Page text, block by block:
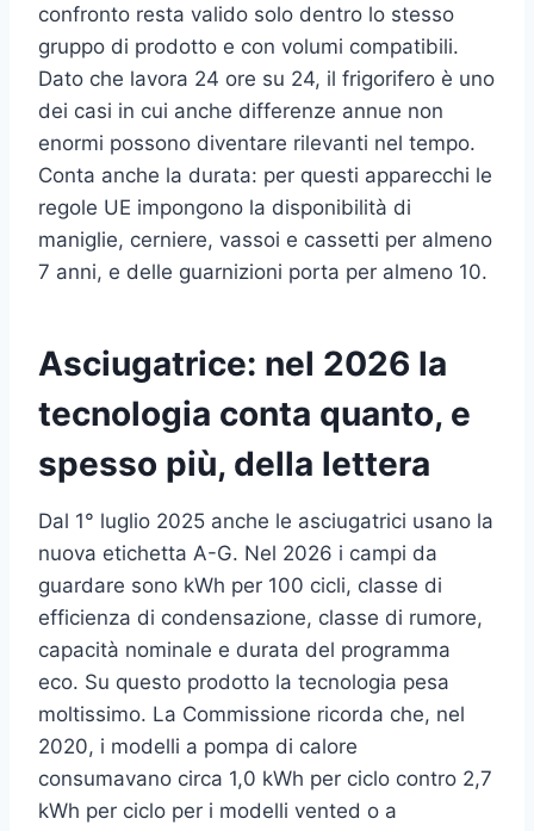
confronto resta valido solo dentro lo stesso
gruppo di prodotto e con volumi compatibili.
Dato che lavora 24 ore su 24, il frigorifero è uno
dei casi in cui anche differenze annue non
enormi possono diventare rilevanti nel tempo.
Conta anche la durata: per questi apparecchi le
regole UE impongono la disponibilità di
maniglie, cerniere, vassoi e cassetti per almeno
7 anni, e delle guarnizioni porta per almeno 10.
Asciugatrice: nel 2026 la
tecnologia conta quanto, e
spesso più, della lettera
Dal 1° luglio 2025 anche le asciugatrici usano la
nuova etichetta A-G. Nel 2026 i campi da
guardare sono kWh per 100 cicli, classe di
efficienza di condensazione, classe di rumore,
capacità nominale e durata del programma
eco. Su questo prodotto la tecnologia pesa
moltissimo. La Commissione ricorda che, nel
2020, i modelli a pompa di calore
consumavano circa 1,0 kWh per ciclo contro 2,7
kWh per ciclo per i modelli vented o a